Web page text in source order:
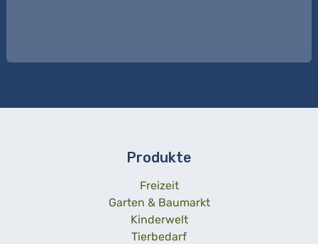
Produkte
Freizeit
Garten & Baumarkt
Kinderwelt
Tierbedarf